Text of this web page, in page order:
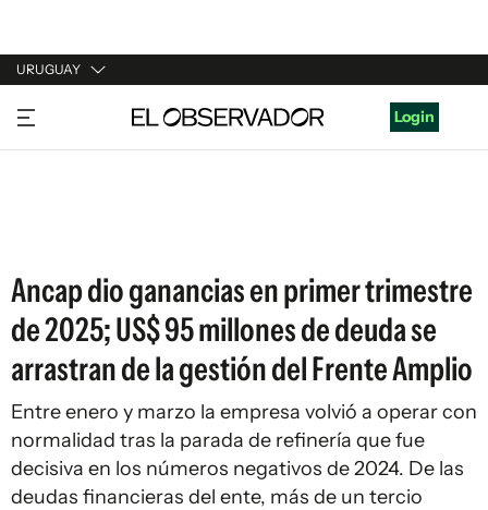
URUGUAY
URUGUAY
ARGENTINA
Login
Ancap dio ganancias en primer trimestre
de 2025; US$ 95 millones de deuda se
arrastran de la gestión del Frente Amplio
Entre enero y marzo la empresa volvió a operar con
normalidad tras la parada de refinería que fue
decisiva en los números negativos de 2024. De las
deudas financieras del ente, más de un tercio